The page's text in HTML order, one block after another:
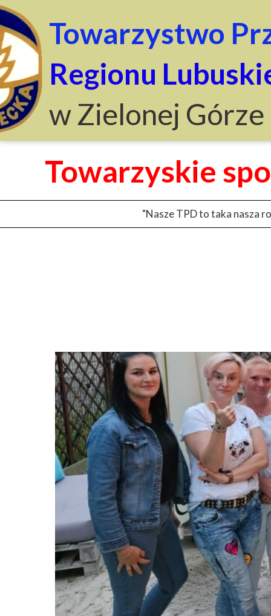
Towarzystwo
Regionu
w Zielonej Górze
Towarzyskie
"Nasze TPD to taka nasza